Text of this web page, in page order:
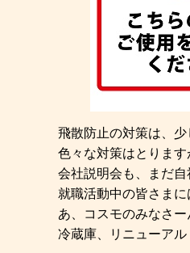
飛散防止の対策は、少
色々な対策はとります
会社説明会も、まだ
就職活動中の皆さま
あ、コスモのみなさー
冷蔵庫、リニューアル